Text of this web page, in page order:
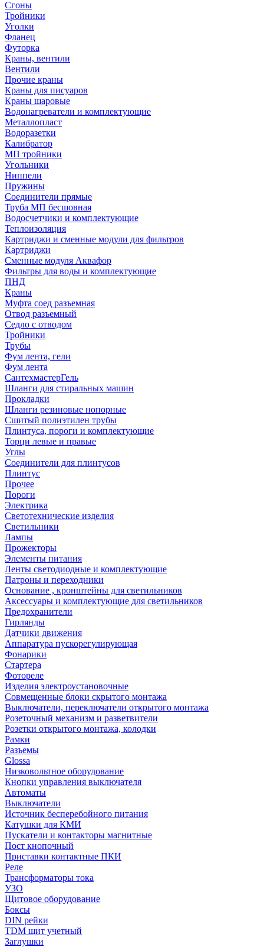
Сгоны
Тройники
Уголки
Фланец
Футорка
Краны, вентили
Вентили
Прочие краны
Краны для писуаров
Краны шаровые
Водонагреватели и комплектующие
Металлопласт
Водоразетки
Калибратор
МП тройники
Угольники
Ниппели
Пружины
Соединители прямые
Труба МП бесшовная
Водосчетчики и комплектующие
Теплоизоляция
Картриджи и сменные модули для фильтров
Картриджи
Сменные модуля Аквафор
Фильтры для воды и комплектующие
ПНД
Краны
Муфта соед разъемная
Отвод разъемный
Седло с отводом
Тройники
Трубы
Фум лента, гели
Фум лента
СантехмастерГель
Шланги для стиральных машин
Прокладки
Шланги резиновые нопорные
Сшитый полиэтилен трубы
Плинтуса, пороги и комплектующие
Торци левые и правые
Углы
Соединители для плинтусов
Плинтус
Прочее
Пороги
Электрика
Светотехнические изделия
Светильники
Лампы
Прожекторы
Элементы питания
Ленты светодиодные и комплектующие
Патроны и переходники
Основание , кронштейны для светильников
Аксессуары и комплектующие для светильников
Предохранители
Гирлянды
Датчики движения
Аппаратура пускорегулирующая
Фонарики
Стартера
Фотореле
Изделия электроустановочные
Совмещенные блоки скрытого монтажа
Выключатели, переключатели открытого монтажа
Розеточный механизм и разветвители
Розетки открытого монтажа, колодки
Рамки
Разъемы
Glossa
Низковольтное оборудование
Кнопки управления выключателя
Автоматы
Выключатели
Источник бесперебойного питания
Катушки для КМИ
Пускатели и контакторы магнитные
Пост кнопочный
Приставки контактные ПКИ
Реле
Трансформаторы тока
УЗО
Щитовое оборудование
Боксы
DIN рейки
TDM щит учетный
Заглушки